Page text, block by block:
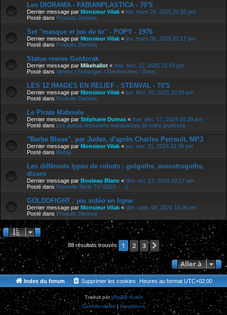
Les DIORAMA - FABIANPLASTICA - 70'S
Dernier message par Monsieur Vilak « lun. mars 24, 2025 21:55 pm
Posté dans Produits Derives
Set "masque et jeu de tir" - POPY - 1976
Dernier message par Monsieur Vilak « jeu. mars 06, 2025 22:17 pm
Posté dans Produits Derives
Statue resine Goldorak
Dernier message par Mikehallot « mer. févr. 12, 2025 22:43 pm
Posté dans Ventes / Echanges / Recherches / Dons
LES 12 IMAGES EN RELIEF - STENVAL - 70'S
Dernier message par Monsieur Vilak « lun. févr. 10, 2025 20:39 pm
Posté dans Produits Derives
Le Pirate Maboule
Dernier message par Stéphane Dumas « mar. déc. 17, 2024 00:29 am
Posté dans Les autres émissions marquantes de notre jeunesse
"Barbe Bleue", par Judex, d'après Charles Perrault, MP3
Dernier message par Monsieur Vilak « jeu. nov. 21, 2024 22:38 pm
Posté dans Blabla
Les différents types de robots : golgoths, monstrogoths,
dizers
Dernier message par Bouleau Blanc « dim. oct. 27, 2024 10:17 am
Posté dans Nouvelle Série TV (2024 - ...)
GOLDOFIGHT : jeu vidéo en ligne
Dernier message par Monsieur Vilak « dim. sept. 08, 2024 14:05 pm
Posté dans Produits Derives
88 résultats trouvés 1 2 3
Suivante
Aller à
Index du forum Heures au format UTC+02:00
Supprimer les cookies
Traduit parphpBB-fr.com
Confidentialité| Conditions